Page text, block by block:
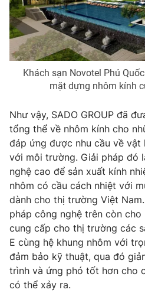
Khách sạn Novotel Phú
mặt dựng nhôm kính
Như vậy, SADO GROUP đã
tổng thể về nhôm kính cho
đáp ứng được nhu cầu về
với môi trường. Giải pháp đó
nghệ cao để sản xuất kính
nhôm có cầu cách nhiệt với
dành cho thị trường Việt
pháp công nghệ trên còn cho
cung cấp cho thị trường các
E cùng hệ khung nhôm với
đảm bảo kỹ thuật, qua đó
trình và ứng phó tốt hơn cho
có thể xảy ra.